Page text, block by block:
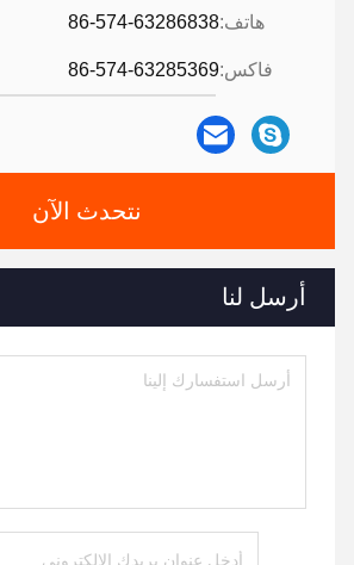
هاتف:86-574-63286838
فاكس:86-574-63285369
نتحدث الآن
أرسل لنا